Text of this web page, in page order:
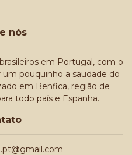
nós
em Portugal, com o
pouquinho a saudade do
em Benfica, região de
todo país e Espanha.